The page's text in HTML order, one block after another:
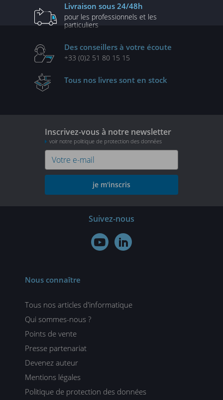
Livraison sous 24/48h
pour les professionnels et les
particuliers
Des conseillers à votre écoute
+33 (0)2 51 80 15 15
Tous nos livres sont en stock
Inscrivez-vous à notre newsletter
voir notre politique de protection des données
je m'inscris
Suivez-nous
 
Nous connaître
Tous nos articles d'informatique
Qui sommes-nous ?
Points de vente
Presse partenariat
Devenez auteur
Mentions légales
Politique de protection des données